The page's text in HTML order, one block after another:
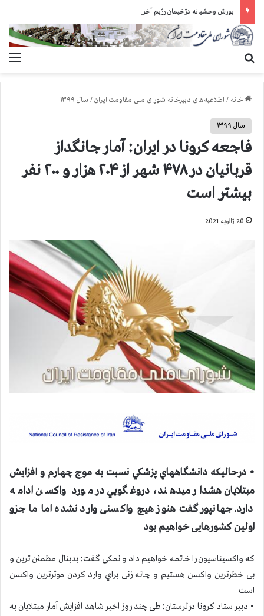
خانه / اطلاعیه‌های دبیرخانه شورای ملی مقاومت ایران/ سال ۱۳۹۹
سال ۱۳۹۹
فاجعه كرونا در ايران: آمار جانگداز
قربانيان در ۴۷۸ شهر از ۲۰۴ هزار و ۲۰۰ نفر
بيشتر است
20 ژانویه 2021
• درحاليكه دانشگاههاي پزشكي نسبت به موج چهارم و افزايش
مبتلايان هشدار ميدهند، دروغگويي در مورد واكسن ادامه
دارد. جهانپور گفت هنوز هیچ واکسنی وارد نشده اما ما جزو
اولین کشور‌هایی خواهیم بود
که واکسیناسیون را خاتمه خواهیم داد و نمکی گفت: بدبنال مطمئن ترین و
بی خطرترین واکسن هستيم و چانه زنی براي وارد كردن موثرترین واکسن
است
• دبیر ستاد کرونا درلرستان: طی چند روز اخیر شاهد افزایش آمار مبتلايان به